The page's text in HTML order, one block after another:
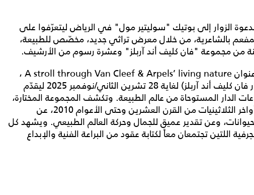
الزوار إلى بوتيك "سوليتير مول" في الرياض ليتعرّفوا على
المفعم بالشاعرية، من خلال معرض تراثي جديد، مخصّص للطبيعة،
يُقام المعرض التراثي تحت عنوان A stroll through Van Cleef & Arpels’ living nature ،
(جولة على الطبيعة الحية لدار فان كليف أند آربلز) لغاية 28 تشرين الثاني/نوفمبر 2025 ليقدّم
الدار المستوحاة من عالم الطبيعة. وتكشف المجموعة المختارة،
والتي تغطي الفترة ما بين أواخر الثلاثينيات من القرن العشرين وحتى الأعوام 2010، عن
وعن تقدير عميق للجمال وحركة العالم الطبيعي. ويشهد كل
اللتين تجتمعان معاً لكتابة عقود من البراعة الفنية والإبداع